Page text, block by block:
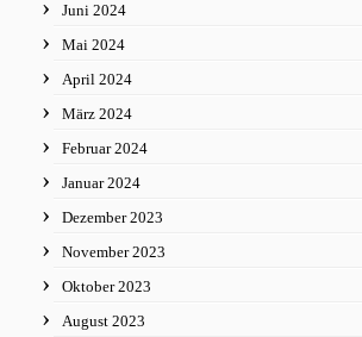
Juni 2024
Mai 2024
April 2024
März 2024
Februar 2024
Januar 2024
Dezember 2023
November 2023
Oktober 2023
August 2023